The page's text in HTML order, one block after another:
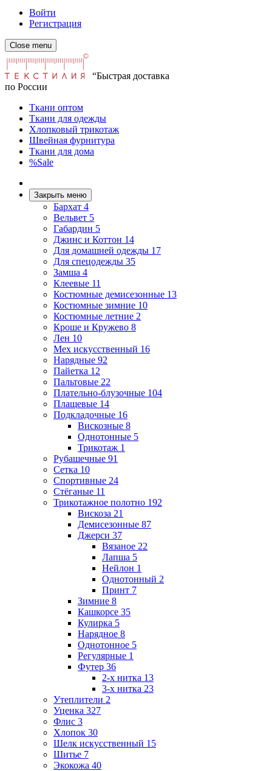
Войти
Регистрация
Close menu
“Быстрая доставка
по России
Ткани оптом
Ткани для одежды
Хлопковый трикотаж
Швейная фурнитура
Ткани для дома
%Sale
Закрыть меню
Бархат 4
Вельвет 5
Габардин 5
Джинс и Коттон 14
Для домашней одежды 17
Для спецодежды 35
Замша 4
Клеевые 11
Костюмные демисезонные 13
Костюмные зимние 10
Костюмные летние 2
Кроше и Кружево 8
Лен 10
Мех искусственный 16
Нарядные 92
Пайетка 12
Пальтовые 22
Плательно-блузочные 104
Плащевые 14
Подкладочные 16
Вискозные 8
Однотонные 5
Трикотаж 1
Рубашечные 91
Сетка 10
Спортивные 24
Стёганые 11
Трикотажное полотно 192
Вискоза 21
Демисезонные 87
Джерси 37
Вязаное 22
Лапша 5
Нейлон 1
Однотонный 2
Принт 7
Зимние 8
Кашкорсе 35
Кулирка 5
Нарядное 8
Однотонное 5
Регулярные 1
Футер 36
2-х нитка 13
3-х нитка 23
Утеплители 2
Уценка 327
Флис 3
Хлопок 30
Шелк искусственный 15
Шитье 7
Экокожа 40